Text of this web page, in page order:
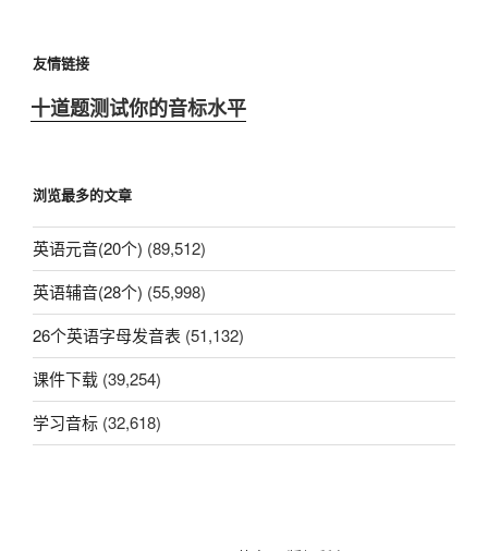
友情链接
十道题测试你的音标水平
浏览最多的文章
英语元音(20个) (89,512)
英语辅音(28个) (55,998)
26个英语字母发音表 (51,132)
课件下载 (39,254)
学习音标 (32,618)